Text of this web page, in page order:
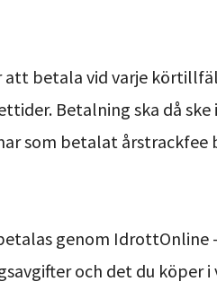
att betala vid varje
Betalning ska då
som betalat
genom IdrottOnline
och det du köper